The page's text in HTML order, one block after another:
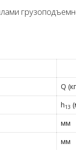
Q
h13
мм
мм